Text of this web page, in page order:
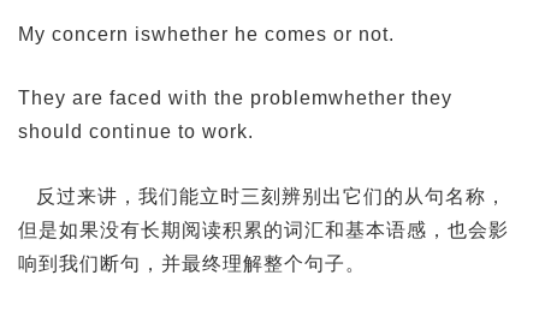
My concern iswhether he comes or not.
They are faced with the problemwhether they
should continue to work.
反过来讲，我们能立时三刻辨别出它们的从句名称，
但是如果没有长期阅读积累的词汇和基本语感，也会影
响到我们断句，并最终理解整个句子。